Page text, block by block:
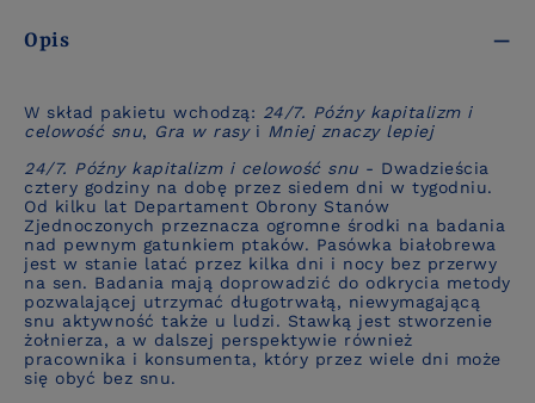
Opis
W skład pakietu wchodzą: 24/7. Późny kapitalizm i
celowość snu, Gra w rasyi Mniej znaczy lepiej
24/7. Późny kapitalizm i celowość snu - Dwadzieścia
cztery godziny na dobę przez siedem dni w tygodniu.
Od kilku lat Departament Obrony Stanów
Zjednoczonych przeznacza ogromne środki na badania
nad pewnym gatunkiem ptaków. Pasówka białobrewa
jest w stanie latać przez kilka dni i nocy bez przerwy
na sen. Badania mają doprowadzić do odkrycia metody
pozwalającej utrzymać długotrwałą, niewymagającą
snu aktywność także u ludzi. Stawką jest stworzenie
żołnierza, a w dalszej perspektywie również
pracownika i konsumenta, który przez wiele dni może
się obyć bez snu.